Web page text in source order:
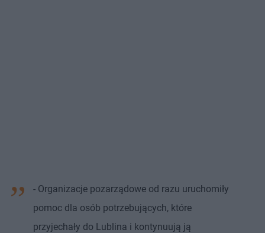
- Organizacje pozarządowe od razu uruchomiły
pomoc dla osób potrzebujących, które
przyjechały do Lublina i kontynuują ją